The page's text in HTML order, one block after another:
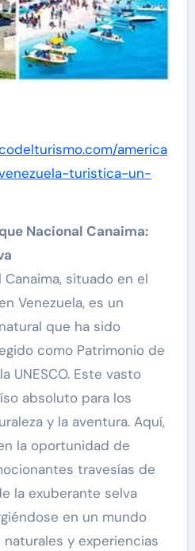
america
turistica-un-
Nacional Canaima:
Canaima, situado en el
Venezuela, es un
que ha sido
como Patrimonio de
UNESCO. Este vasto
absoluto para los
y la aventura. Aquí,
la oportunidad de
travesías de
la exuberante selva
en un mundo
naturales y experiencias